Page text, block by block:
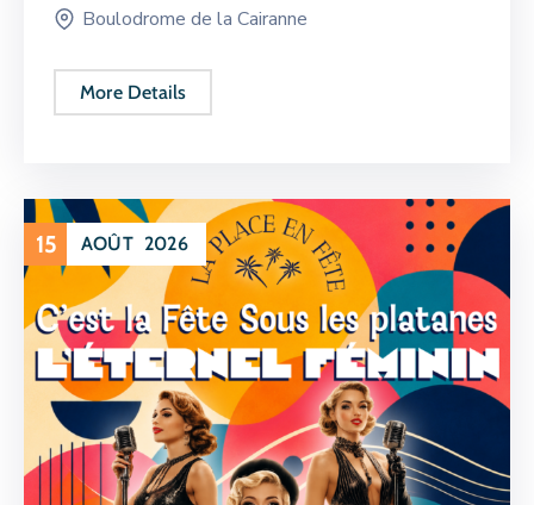
Boulodrome de la Cairanne
More Details
15 AOÛT 2026